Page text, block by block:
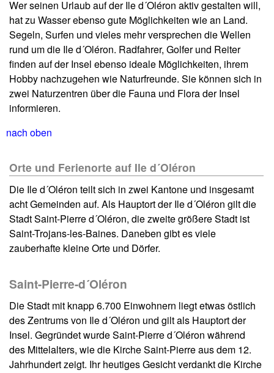
Wer seinen Urlaub auf der Ile d´Oléron aktiv gestalten will,
hat zu Wasser ebenso gute Möglichkeiten wie an Land.
Segeln, Surfen und vieles mehr versprechen die Wellen
rund um die Ile d´Oléron. Radfahrer, Golfer und Reiter
finden auf der Insel ebenso ideale Möglichkeiten, ihrem
Hobby nachzugehen wie Naturfreunde. Sie können sich in
zwei Naturzentren über die Fauna und Flora der Insel
informieren.
nach oben
Orte und Ferienorte auf Ile d´Oléron
Die Ile d´Oléron teilt sich in zwei Kantone und insgesamt
acht Gemeinden auf. Als Hauptort der Ile d´Oléron gilt die
Stadt Saint-Pierre d´Oléron, die zweite größere Stadt ist
Saint-Trojans-les-Baines. Daneben gibt es viele
zauberhafte kleine Orte und Dörfer.
Saint-Pierre-d´Oléron
Die Stadt mit knapp 6.700 Einwohnern liegt etwas östlich
des Zentrums von Ile d´Oléron und gilt als Hauptort der
Insel. Gegründet wurde Saint-Pierre d´Oléron während
des Mittelalters, wie die Kirche Saint-Pierre aus dem 12.
Jahrhundert zeigt. Ihr heutiges Gesicht verdankt die Kirche